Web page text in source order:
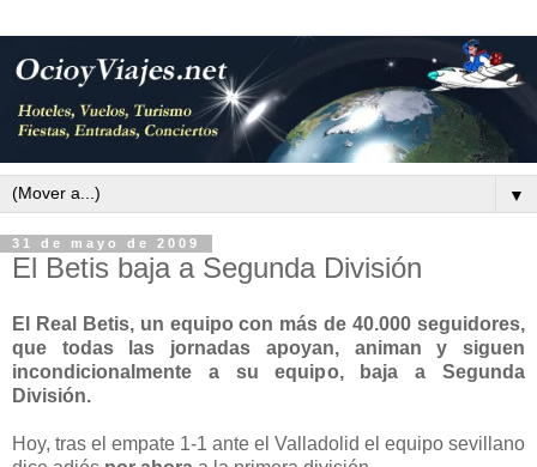
▼
31 de mayo de 2009
El Betis baja a Segunda División
El Real Betis, un equipo con más de 40.000 seguidores,
que todas las jornadas apoyan, animan y siguen
incondicionalmente a su equipo, baja a Segunda
División.
Hoy, tras el empate 1-1 ante el Valladolid el equipo sevillano